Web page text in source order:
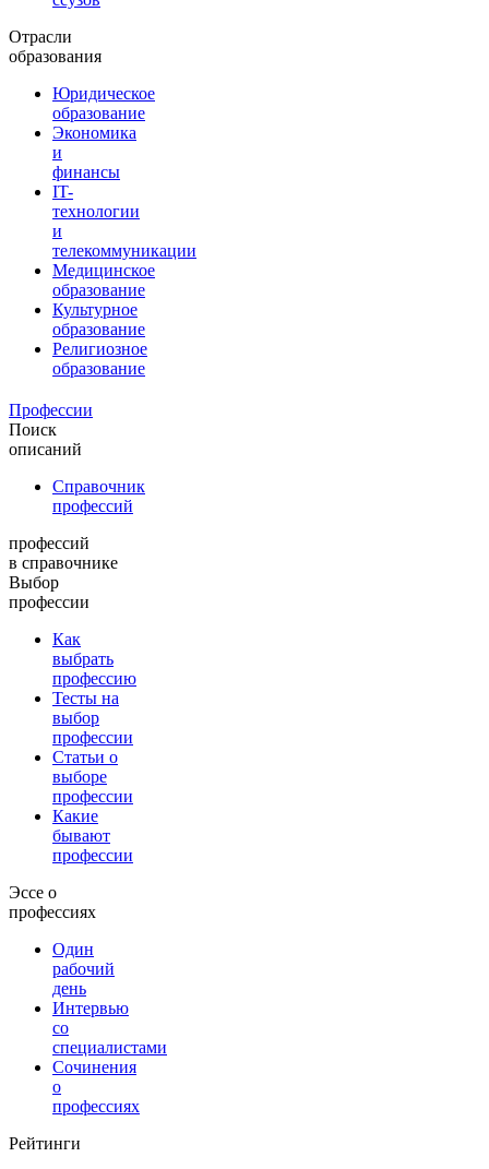
Отрасли
образования
Юридическое
образование
Экономика
и
финансы
IT-
технологии
и
телекоммуникации
Медицинское
образование
Культурное
образование
Религиозное
образование
Профессии
Поиск
описаний
Справочник
профессий
профессий
в справочнике
Выбор
профессии
Как
выбрать
профессию
Тесты на
выбор
профессии
Статьи о
выборе
профессии
Какие
бывают
профессии
Эссе о
профессиях
Один
рабочий
день
Интервью
со
специалистами
Сочинения
о
профессиях
Рейтинги